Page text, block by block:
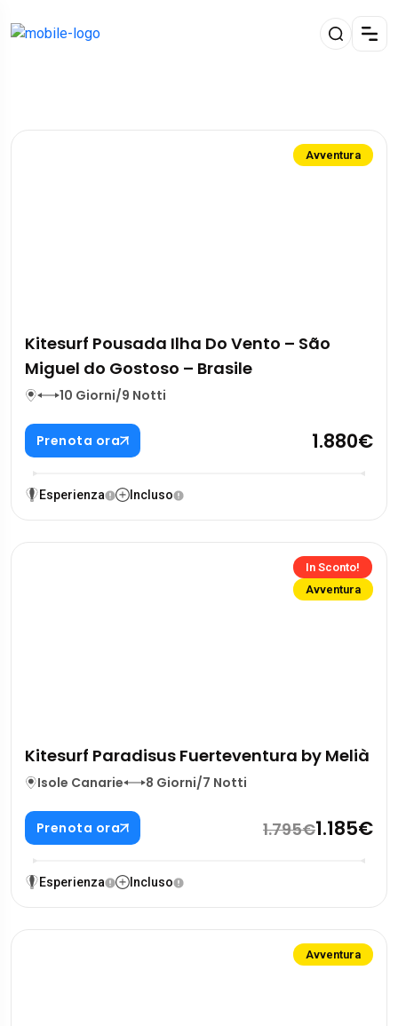
Avventura
Kitesurf Pousada Ilha Do Vento – São
Miguel do Gostoso – Brasile
10 Giorni/9 Notti
Prenota ora 1.880€
Esperienza Incluso
In Sconto!
Avventura
Kitesurf Paradisus Fuerteventura by Melià
Isole Canarie 8 Giorni/7 Notti
Prenota ora 1.795€1.185€
Esperienza Incluso
Avventura